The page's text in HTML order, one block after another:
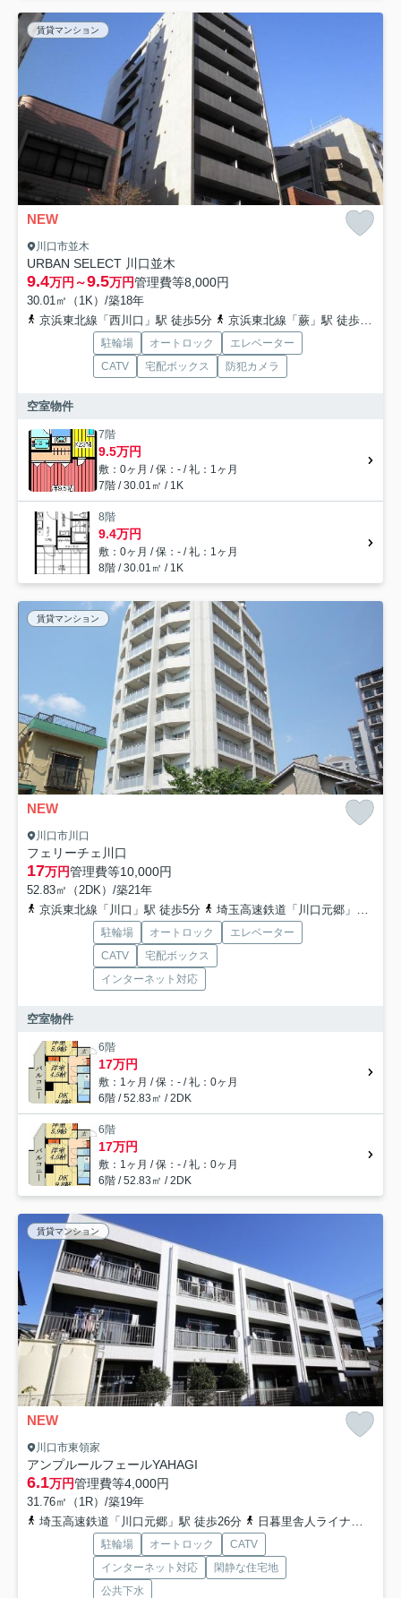
賃貸マンション
NEW
川口市並木
URBAN SELECT 川口並木
9.4万円～9.5万円管理費等8,000円
30.01㎡（1K）/築18年
京浜東北線「西川口」駅 徒歩5分
京浜東北線「蕨」駅 徒歩28分
駐輪場 オートロック
エレベーター
CATV
宅配ボックス 防犯カメラ
空室物件
7階
9.5万円
敷：0ヶ月 / 保：- / 礼：1ヶ月
7階 / 30.01㎡ / 1K
8階
9.4万円
敷：0ヶ月 / 保：- / 礼：1ヶ月
8階 / 30.01㎡ / 1K
賃貸マンション
NEW
川口市川口
フェリーチェ川口
17万円管理費等10,000円
52.83㎡（2DK）/築21年
京浜東北線「川口」駅 徒歩5分
埼玉高速鉄道「川口元郷」駅 徒歩23分
駐輪場 オートロック
エレベーター
CATV
宅配ボックス
インターネット対応
空室物件
6階
17万円
敷：1ヶ月 / 保：- / 礼：0ヶ月
6階 / 52.83㎡ / 2DK
6階
17万円
敷：1ヶ月 / 保：- / 礼：0ヶ月
6階 / 52.83㎡ / 2DK
賃貸マンション
NEW
川口市東領家
アンプルールフェールYAHAGI
6.1万円管理費等4,000円
31.76㎡（1R）/築19年
埼玉高速鉄道「川口元郷」駅 徒歩26分
日暮里舎人ライナー「舎人公園」駅 徒歩30分
駐輪場 オートロック
CATV
インターネット対応
閑静な住宅地
公共下水